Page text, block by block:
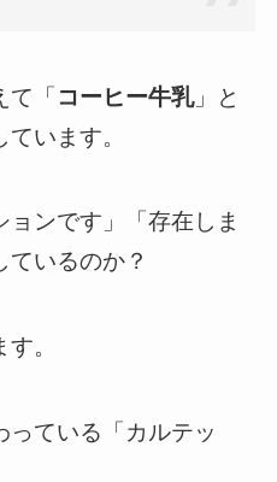
て「コーヒー牛乳」と
います。
ョンです」「存在しま
いるのか？
。
ている「カルテッ